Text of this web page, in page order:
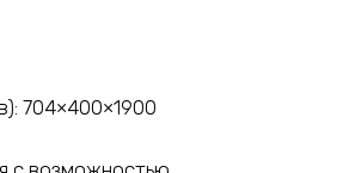
704×400×1900